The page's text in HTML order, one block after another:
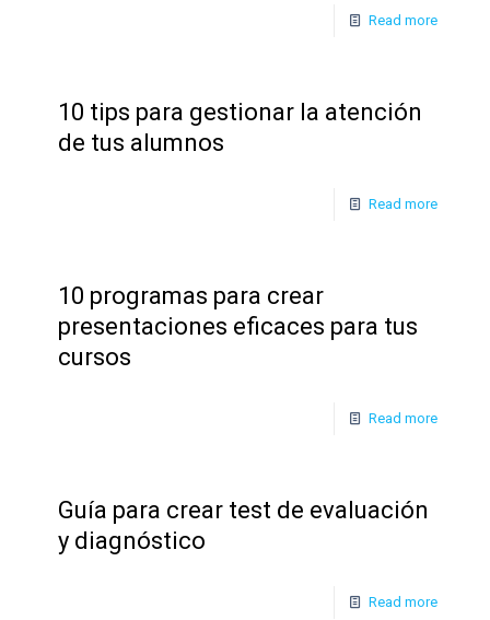
Read more
10 tips para gestionar la atención
de tus alumnos
Read more
10 programas para crear
presentaciones eficaces para tus
cursos
Read more
Guía para crear test de evaluación
y diagnóstico
Read more